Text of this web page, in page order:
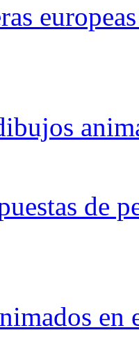
de
en